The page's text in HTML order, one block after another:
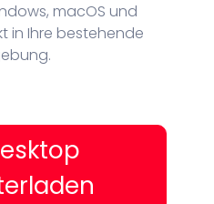
macOS und
in Ihre bestehende